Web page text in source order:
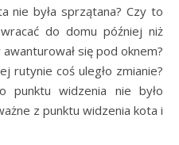
nie była sprzątana? Czy to
do domu później niż
się pod oknem?
rutynie coś uległo zmianie?
punktu widzenia nie było
z punktu widzenia kota i